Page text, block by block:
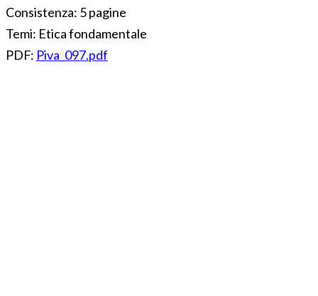
Consistenza: 5 pagine
Temi: Etica fondamentale
PDF: Piva_097.pdf